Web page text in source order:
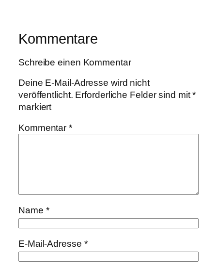
Kommentare
Schreibe einen Kommentar
Deine E-Mail-Adresse wird nicht
veröffentlicht. Erforderliche Felder sind mit*
markiert
Kommentar*
Name *
E-Mail-Adresse *